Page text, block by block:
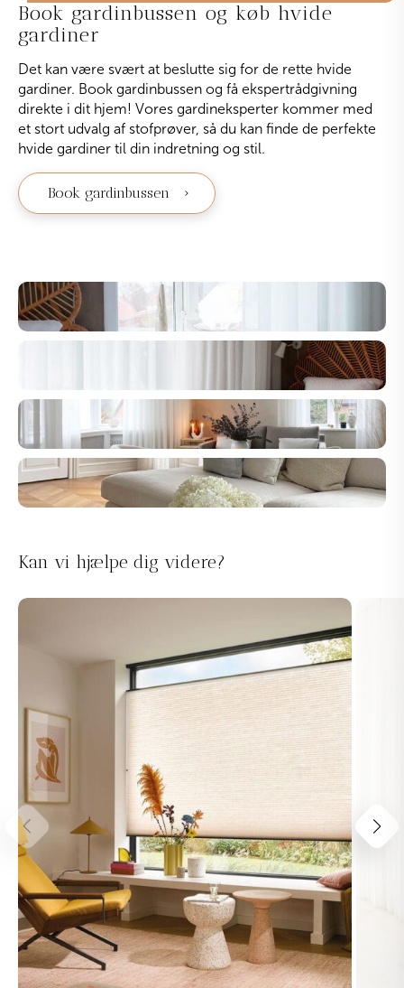
Book gardinbussen og køb hvide
gardiner
Det kan være svært at beslutte sig for de rette hvide
gardiner. Book gardinbussen og få ekspertrådgivning
direkte i dit hjem! Vores gardineksperter kommer med
et stort udvalg af stofprøver, så du kan finde de perfekte
hvide gardiner til din indretning og stil.
Book gardinbussen
Kan vi hjælpe dig videre?